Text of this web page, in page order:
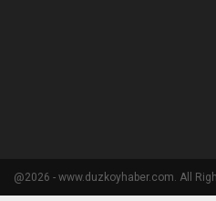
@2026 - www.duzkoyhaber.com. All